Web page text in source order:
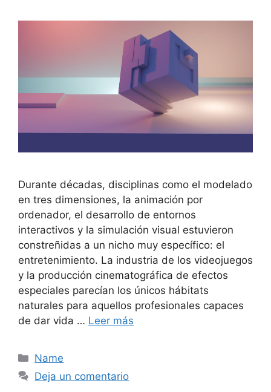
Durante décadas, disciplinas como el modelado
en tres dimensiones, la animación por
ordenador, el desarrollo de entornos
interactivos y la simulación visual estuvieron
constreñidas a un nicho muy específico: el
entretenimiento. La industria de los videojuegos
y la producción cinematográfica de efectos
especiales parecían los únicos hábitats
naturales para aquellos profesionales capaces
de dar vida … Leer más
Categorías
Name
Deja un comentario